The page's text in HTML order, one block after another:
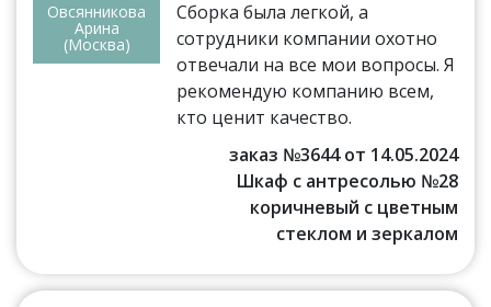
Овсянникова
Арина
(Москва)
Сборка была легкой, а
сотрудники компании охотно
отвечали на все мои вопросы. Я
рекомендую компанию всем,
кто ценит качество.
заказ №3644 от 14.05.2024
Шкаф с антресолью №28
коричневый с цветным
стеклом и зеркалом